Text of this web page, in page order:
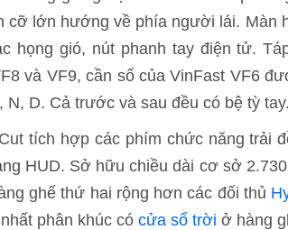
cỡ lớn hướng về phía người lái. Màn
họng gió, nút phanh tay điện tử.
và VF9, cần số của VinFast VF6
N, D. Cả trước và sau đều có bệ tỳ tay.
tích hợp các phím chức năng trải
HUD. Sở hữu chiều dài cơ sở
ghế thứ hai rộng hơn các đối thủ
phân khúc có cửa sổ trời ở hàng